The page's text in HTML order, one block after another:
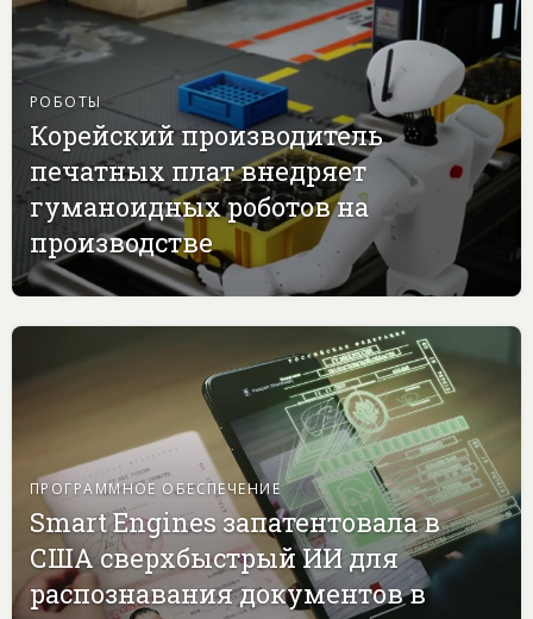
РОБОТЫ
Корейский производитель
печатных плат внедряет
гуманоидных роботов на
производстве
ПРОГРАММНОЕ ОБЕСПЕЧЕНИЕ
Smart Engines запатентовала в
США сверхбыстрый ИИ для
распознавания документов в